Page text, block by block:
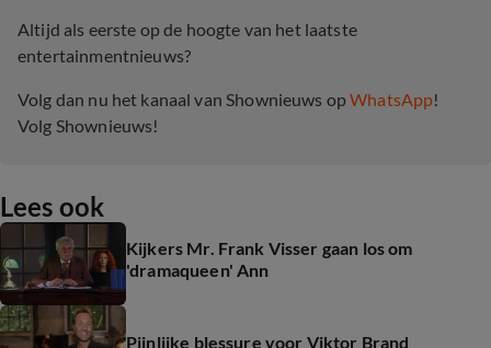
Altijd als eerste op de hoogte van het laatste
entertainmentnieuws?
Volg dan nu het kanaal van Shownieuws opWhatsApp!
Volg Shownieuws!
Lees ook
Kijkers Mr. Frank Visser gaan los om
'dramaqueen' Ann
Pijnlijke blessure voor Viktor Brand